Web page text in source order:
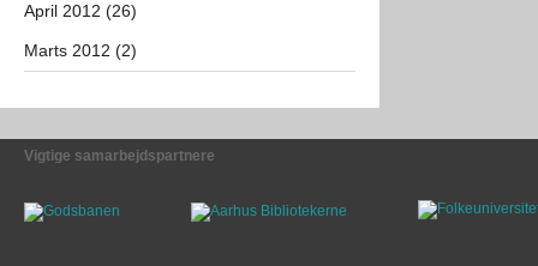
April 2012 (26)
Marts 2012 (2)
Vigtige samarbejdspartnere